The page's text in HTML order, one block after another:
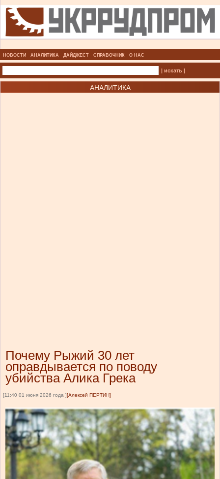
НОВОСТИ АНАЛИТИКА ДАЙДЖЕСТ СПРАВОЧНИК О НАС
| искать |
АНАЛИТИКА
Почему Рыжий 30 лет
оправдывается по поводу
убийства Алика Грека
[11:40 01 июня 2026 года ] [Алексей ПЕРТИН]